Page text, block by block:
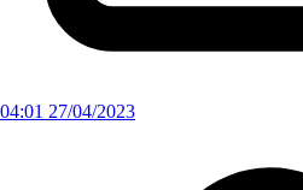
04:01 27/04/2023